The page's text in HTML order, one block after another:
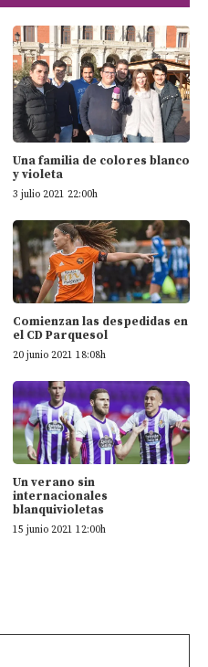
Una familia de colores blanco
y violeta
3 julio 2021 22:00h
Comienzan las despedidas en
el CD Parquesol
20 junio 2021 18:08h
Un verano sin
internacionales
blanquivioletas
15 junio 2021 12:00h